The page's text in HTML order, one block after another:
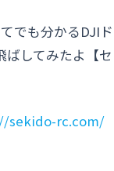
でも分かるDJIド
ばしてみたよ【セ
sekido-rc.com/